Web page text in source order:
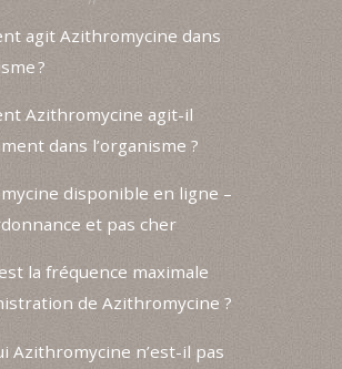
agit Azithromycine dans
?
Azithromycine agit-il
dans l’organisme ?
disponible en ligne –
et pas cher
la fréquence maximale
de Azithromycine ?
Azithromycine n’est-il pas